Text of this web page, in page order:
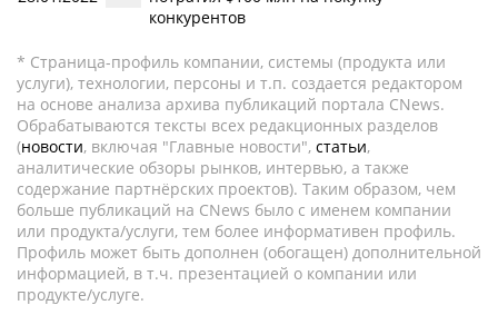
конкурентов
* Страница-профиль компании, системы (продукта или
услуги), технологии, персоны и т.п. создается редактором
на основе анализа архива публикаций портала CNews.
Обрабатываются тексты всех редакционных разделов
(новости, включая "Главные новости", статьи,
аналитические обзоры рынков, интервью, а также
содержание партнёрских проектов). Таким образом, чем
больше публикаций на CNews было с именем компании
или продукта/услуги, тем более информативен профиль.
Профиль может быть дополнен (обогащен) дополнительной
информацией, в т.ч. презентацией о компании или
продукте/услуге.